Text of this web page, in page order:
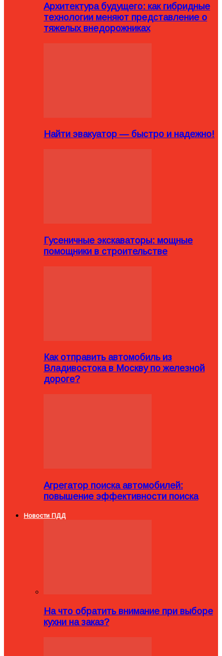
Архитектура будущего: как гибридные
технологии меняют представление о
тяжелых внедорожниках
Найти эвакуатор — быстро и надежно!
Гусеничные экскаваторы: мощные
помощники в строительстве
Как отправить автомобиль из
Владивостока в Москву по железной
дороге?
Агрегатор поиска автомобилей:
повышение эффективности поиска
Новости ПДД
На что обратить внимание при выборе
кухни на заказ?